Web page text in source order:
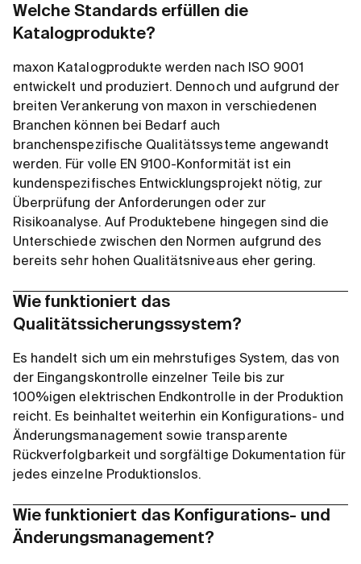
Welche Standards erfüllen die
Katalogprodukte?
maxon Katalogprodukte werden nach ISO 9001
entwickelt und produziert. Dennoch und aufgrund der
breiten Verankerung von maxon in verschiedenen
Branchen können bei Bedarf auch
branchenspezifische Qualitätssysteme angewandt
werden. Für volle EN 9100-Konformität ist ein
kundenspezifisches Entwicklungsprojekt nötig, zur
Überprüfung der Anforderungen oder zur
Risikoanalyse. Auf Produktebene hingegen sind die
Unterschiede zwischen den Normen aufgrund des
bereits sehr hohen Qualitätsniveaus eher gering.
Wie funktioniert das
Qualitätssicherungssystem?
Es handelt sich um ein mehrstufiges System, das von
der Eingangskontrolle einzelner Teile bis zur
100%igen elektrischen Endkontrolle in der Produktion
reicht. Es beinhaltet weiterhin ein Konfigurations- und
Änderungsmanagement sowie transparente
Rückverfolgbarkeit und sorgfältige Dokumentation für
jedes einzelne Produktionslos.
Wie funktioniert das Konfigurations- und
Änderungsmanagement?